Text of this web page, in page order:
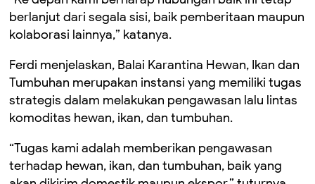
berlanjut dari segala sisi, baik pemberitaan maupun
kolaborasi lainnya,” katanya.
Ferdi menjelaskan, Balai Karantina Hewan, Ikan dan
Tumbuhan merupakan instansi yang memiliki tugas
strategis dalam melakukan pengawasan lalu lintas
komoditas hewan, ikan, dan tumbuhan.
“Tugas kami adalah memberikan pengawasan
terhadap hewan, ikan, dan tumbuhan, baik yang